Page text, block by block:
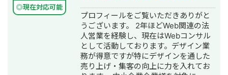
◎現在対応可能
プロフィールをご覧いただきありがと
うございます。 2年ほどWeb関連の法
人営業を経験し、現在はWebコンサル
として活動しております。デザイン業
務が得意ですが特にデザインを通した
売り上げ・集客の向上に力を入れてお